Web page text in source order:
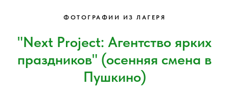
ФОТОГРАФИИ ИЗ ЛАГЕРЯ
"Next Project: Агентство ярких
праздников" (осенняя смена в
Пушкино)